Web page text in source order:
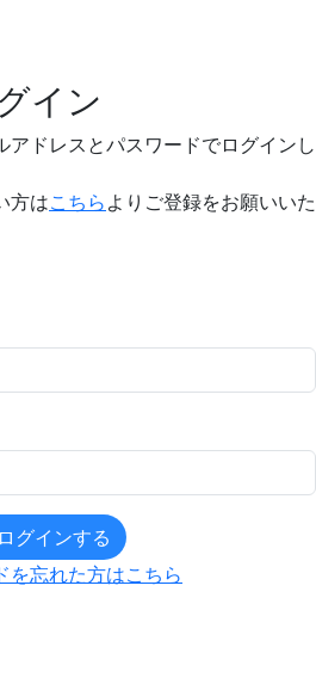
イン
アドレスとパスワードでログインし
方はこちらよりご登録をお願いいた
ログインする
を忘れた方はこちら